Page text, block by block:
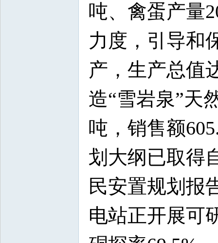
吨、禽蛋产量
力度，引导和
产，生产总值
造“雪岩泉”天
吨，销售额
划大纲已取得
民安置规划报
电站正开展可